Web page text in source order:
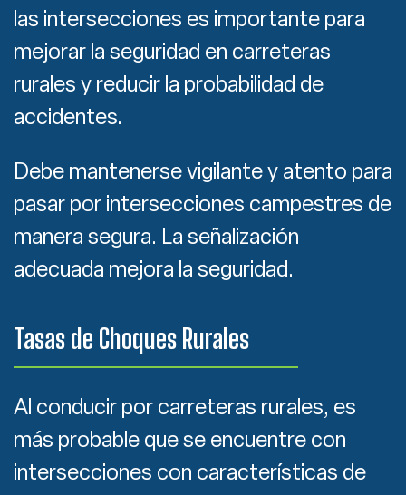
las intersecciones es importante para
mejorar la seguridad en carreteras
rurales y reducir la probabilidad de
accidentes.
Debe mantenerse vigilante y atento para
pasar por intersecciones campestres de
manera segura. La señalización
adecuada mejora la seguridad.
Tasas de Choques Rurales
Al conducir por carreteras rurales, es
más probable que se encuentre con
intersecciones con características de